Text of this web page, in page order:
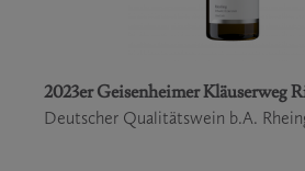
2023er Geisenheimer Kläuserweg
Deutscher Qualitätswein b.A.